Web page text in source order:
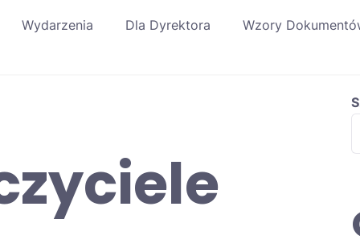
Wydarzenia Dla Dyrektora Wzory